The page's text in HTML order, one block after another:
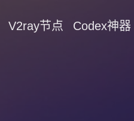
V2ray节点 Codex神器